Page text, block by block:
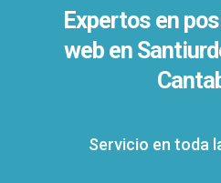
Expertos en
web en
Servicio en toda